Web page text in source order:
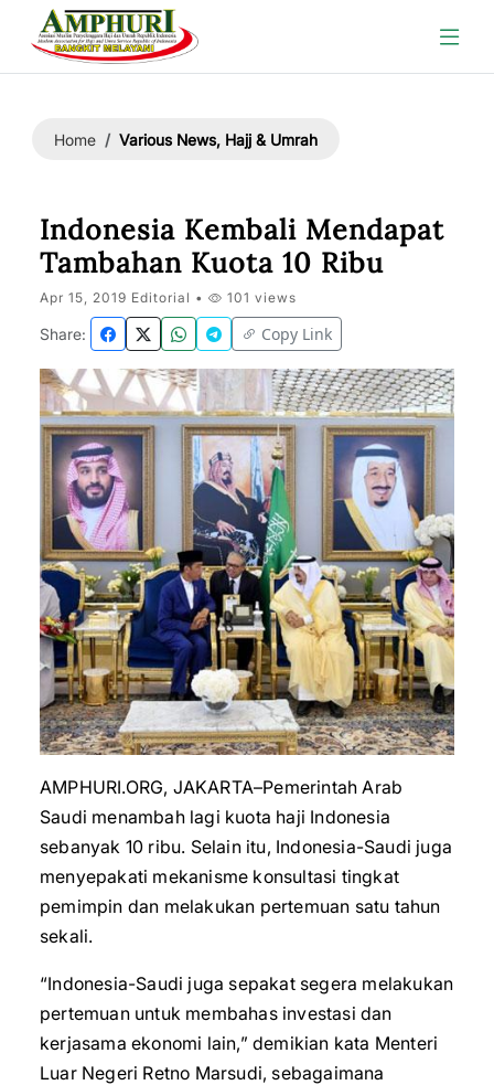
Home Various News, Hajj & Umrah
Indonesia Kembali Mendapat
Tambahan Kuota 10 Ribu
Apr 15, 2019 Editorial • 101 views
Share: Copy Link
AMPHURI.ORG, JAKARTA–Pemerintah Arab
Saudi menambah lagi kuota haji Indonesia
sebanyak 10 ribu. Selain itu, Indonesia-Saudi juga
menyepakati mekanisme konsultasi tingkat
pemimpin dan melakukan pertemuan satu tahun
sekali.
“Indonesia-Saudi juga sepakat segera melakukan
pertemuan untuk membahas investasi dan
kerjasama ekonomi lain,” demikian kata Menteri
Luar Negeri Retno Marsudi, sebagaimana